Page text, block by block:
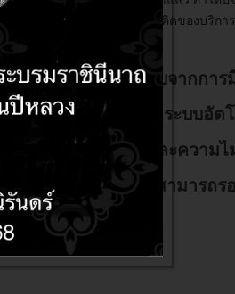
างรวดเร็ว เพื่อทดสอบแนวคิดของบริกา
ชน์ที่องค์กรจะได้รับจากกา
ละใช้ประโยชน์จากระบบอัต
คามจากภายนอก และความ
ปรับขนาดได้ และสามารถร